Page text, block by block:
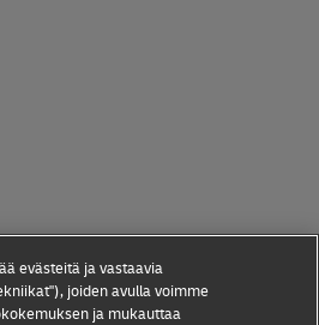
evästeitä ja vastaavia
joiden avulla voimme
ja mukauttaa